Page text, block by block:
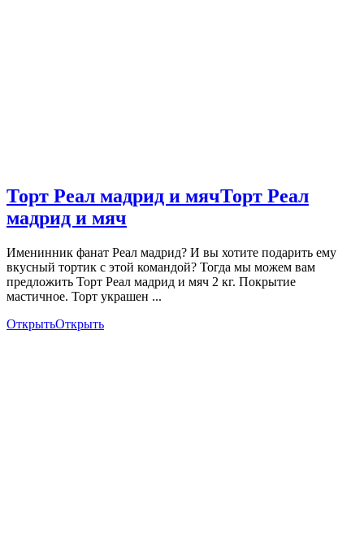
Торт Реал мадрид и мячТорт Реал
мадрид и мяч
Именинник фанат Реал мадрид? И вы хотите подарить ему
вкусный тортик с этой командой? Тогда мы можем вам
предложить Торт Реал мадрид и мяч 2 кг. Покрытие
мастичное. Торт украшен ...
ОткрытьОткрыть